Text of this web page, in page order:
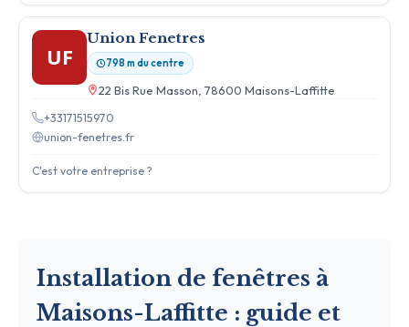
UF
Union Fenetres
798 m du centre
22 Bis Rue Masson, 78600 Maisons-Laffitte
+33171515970
union-fenetres.fr
C'est votre entreprise ?
Installation de fenêtres à
Maisons-Laffitte : guide et